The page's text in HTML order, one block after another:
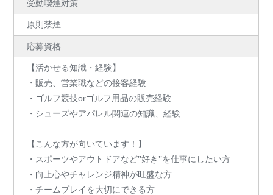
受動喫煙対策
原則禁煙
応募資格
【活かせる知識・経験】
・販売、営業職などの接客経験
・ゴルフ競技orゴルフ用品の販売経験
・シューズやアパレル関連の知識、経験
【こんな方が向いています！】
・スポーツやアウトドアなど’’好き’’を仕事にしたい方
・向上心やチャレンジ精神が旺盛な方
・チームプレイを大切にできる方